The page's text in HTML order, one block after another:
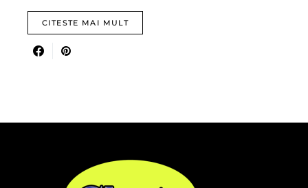
CITESTE MAI MULT